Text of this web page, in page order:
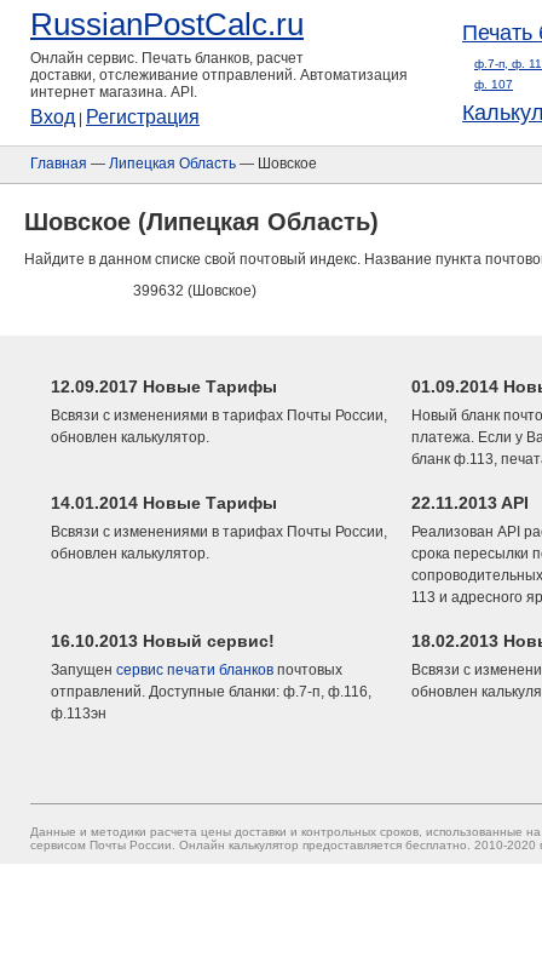
RussianPostCalc.ru
Онлайн сервис. Печать бланков, расчет
доставки, отслеживание отправлений. Автоматизация
интернет магазина. API.
Вход Регистрация
Печать
ф.7-п, ф.
ф. 107
Главная — Липецкая Область — Шовское
Шовское (Липецкая Область)
Найдите в данном списке свой почтовый индекс. Название пункта
399632 (Шовское)
12.09.2017 Новые Тарифы
Всвязи с изменениями в тарифах Почты России,
обновлен калькулятор.
01.09.2014
Новый бланк
платежа. Если у
бланк ф.113,
14.01.2014 Новые Тарифы
Всвязи с изменениями в тарифах Почты России,
обновлен калькулятор.
22.11.2013 API
Реализован API
срока пересылки
113 и адресного
16.10.2013 Новый сервис!
Запущен сервис печати бланков почтовых
отправлений. Доступные бланки: ф.7-п, ф.116,
ф.113эн
18.02.2013
Всвязи с
обновлен
Данные и методики расчета цены доставки и контрольных сроков, использованные
сервисом Почты России. Онлайн калькулятор предоставляется бесплатно. 2010-2020